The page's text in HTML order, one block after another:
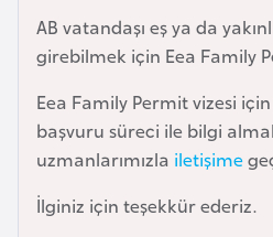
AB vatandaşı eş ya da
girebilmek için Eea Family
Eea Family Permit vizesi
başvuru süreci ile bilgi
uzmanlarımızla iletişime
İlginiz için teşekkür ederiz.
r
e
y
n
B
a
n